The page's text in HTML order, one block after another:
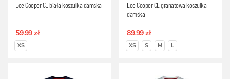
Lee Cooper CL biała koszulka damska
59.99 zł
XS
Lee Cooper CL granatowa koszulka
damska
89.99 zł
XS S M L